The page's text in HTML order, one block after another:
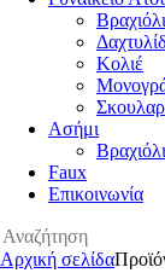
Κολιέ
Ασήμι
Faux
Επικοινωνία
Αρχική σελίδα